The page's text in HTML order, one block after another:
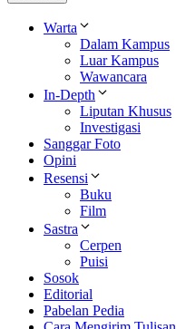
Warta
Dalam Kampus
Luar Kampus
Wawancara
In-Depth
Liputan Khusus
Investigasi
Sanggar Foto
Opini
Resensi
Buku
Film
Sastra
Cerpen
Puisi
Sosok
Editorial
Pabelan Pedia